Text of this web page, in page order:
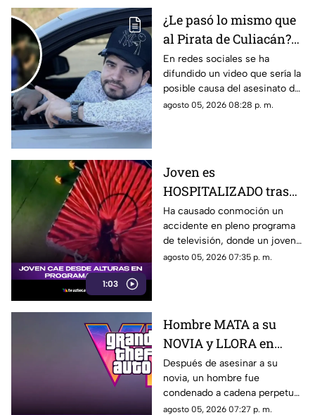
¿Le pasó lo mismo que
al Pirata de Culiacán?
Revelan VIDEO que
podría ser la causa del
asesinato de César
Gastélum
En redes sociales se ha
difundido un video que sería la
posible causa del asesinato del
influencer César Gastélum,
agosto 05, 2026 08:28 p. m.
1:03
Joven es
HOSPITALIZADO tras
caer desde 8 metros de
altura en programa de
televisión (+VIDEO)
Ha causado conmoción un
accidente en pleno programa
de televisión, donde un joven
sufrió una caída y terminó
agosto 05, 2026 07:35 p. m.
Hombre MATA a su
NOVIA y LLORA en
prisión por no poder
jugar GTA; así fue
captado (+VIDEO)
Después de asesinar a su
novia, un hombre fue
condenado a cadena perpetua
y lloró, aunque no por lo
agosto 05, 2026 07:27 p. m.